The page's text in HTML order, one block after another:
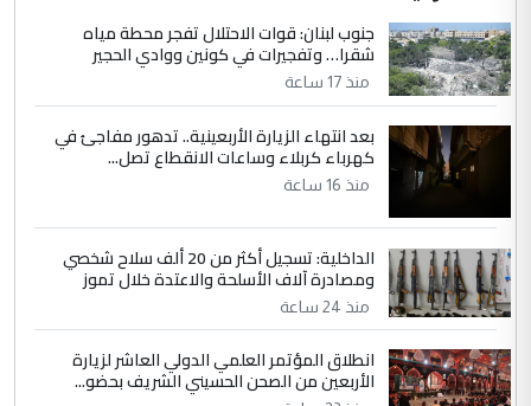
جنوب لبنان: قوات الاحتلال تفجر محطة مياه
شقرا… وتفجيرات في كونين ووادي الحجير
منذ 17 ساعة
بعد انتهاء الزيارة الأربعينية.. تدهور مفاجئ في
كهرباء كربلاء وساعات الانقطاع تصل...
منذ 16 ساعة
الداخلية: تسجيل أكثر من 20 ألف سلاح شخصي
ومصادرة آلاف الأسلحة والاعتدة خلال تموز
منذ 24 ساعة
انطلاق المؤتمر العلمي الدولي العاشر لزيارة
الأربعين من الصحن الحسيني الشريف بحضو...